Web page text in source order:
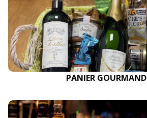
PANIER GOURMAND